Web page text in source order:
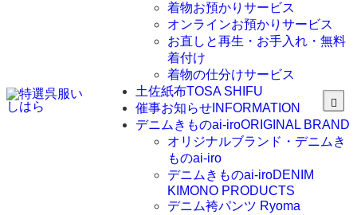
着物お預かりサービス
オンラインお預かりサービス
お直しと再生・お手入れ・無料
着付け
着物の仕分けサービス
土佐紙布TOSA SHIFU
催事お知らせINFORMATION
デニムきものai-iroORIGINAL BRAND
オリジナルブランド・デニムき
ものai-iro
デニムきものai-iroDENIM
KIMONO PRODUCTS
デニム袴パンツ Ryoma